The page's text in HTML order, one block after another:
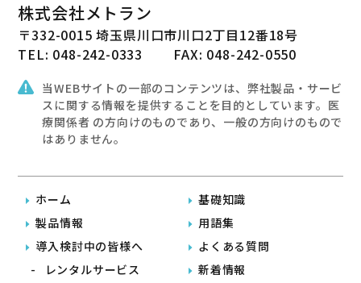
株式会社メトラン
〒332-0015 埼玉県川口市川口2丁目12番18号
TEL: 048-242-0333
FAX: 048-242-0550
当WEBサイトの一部のコンテンツは、弊社製品・サービ
スに関する情報を提供することを目的としています。医
療関係者 の方向けのものであり、一般の方向けのもので
はありません。
ホーム
製品情報
導入検討中の皆様へ
レンタルサービス
基礎知識
用語集
よくある質問
新着情報